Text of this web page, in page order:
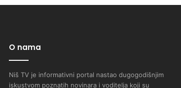
O nama
Niš TV je informativni portal nastao dugogodišnjim
iskustvom poznatih novinara i voditelja koji su